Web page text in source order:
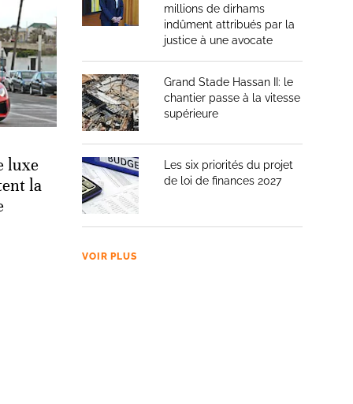
luxe
la
millions de dirhams
indûment attribués par la
justice à une avocate
Grand Stade Hassan II: le
chantier passe à la vitesse
supérieure
Les six priorités du projet
de loi de finances 2027
VOIR PLUS